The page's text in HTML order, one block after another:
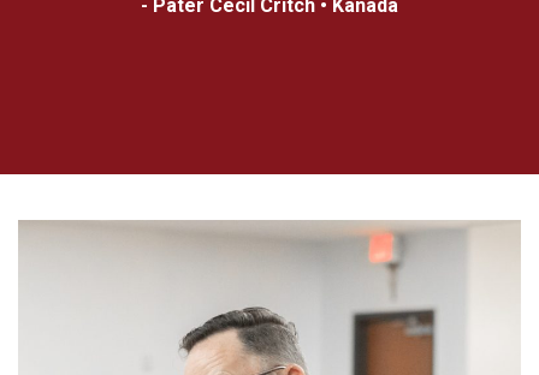
- Pater Cecil Critch • Kanada